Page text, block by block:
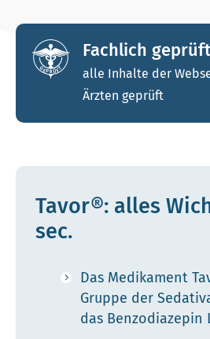
Fachlich geprüft
alle Inhalte der
Ärzten geprüft
Tavor®: alles
sec.
Das Medikament
Gruppe der
das Benzodiazepin